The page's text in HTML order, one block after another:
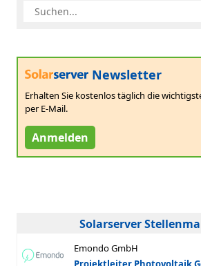
Newsletter
Erhalten Sie kostenlos täglich die
per E-Mail.
Anmelden
Solarserver